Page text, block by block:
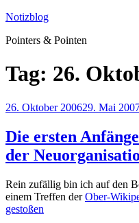
Zum
springen
Notizblog
Pointers & Pointen
Tag: 26.
Veröffentlicht
26. Oktober 200629. Mai
Die ersten
der
Rein zufällig bin ich auf den
einem Treffen derOber-
gestoßen